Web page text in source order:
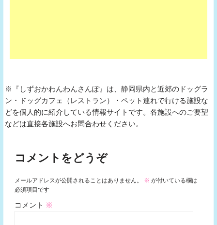
※『しずおかわんわんさんぽ』は、静岡県内と近郊のドッグラ
ン・ドッグカフェ（レストラン）・ペット連れで行ける施設な
どを個人的に紹介している情報サイトです。各施設へのご要望
などは直接各施設へお問合わせください。
コメントをどうぞ
メールアドレスが公開されることはありません。 ※ が付いている欄は
必須項目です
コメント ※